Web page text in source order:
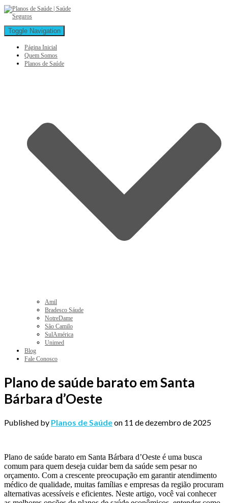
Toggle Navigation
Página Inicial
Quem Somos
Planos de Saúde
Amil
Bradesco Sáude
NotreDame
São Camilo
SulAmérica
Unimed
Blog
Fale Conosco
Plano de saúde barato em Santa
Bárbara d’Oeste
Published by Planos de Saúdeon 11 de dezembro de 2025
Plano de saúde barato em Santa Bárbara d’Oeste é uma busca
comum para quem deseja cuidar bem da saúde sem pesar no
orçamento. Com a crescente preocupação em garantir atendimento
médico de qualidade, muitas famílias e empresas da região procuram
alternativas acessíveis e eficientes. Neste artigo, você vai conhecer